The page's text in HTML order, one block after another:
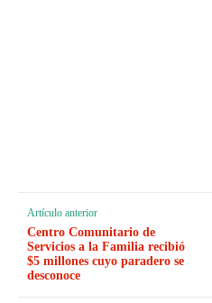
Artículo anterior
Centro Comunitario de
Servicios a la Familia recibió
$5 millones cuyo paradero se
desconoce